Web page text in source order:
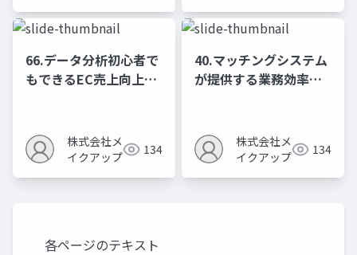
66.データ分析初心者で
もできるEC売上向上の
株式会社メ
イクアップ
134
40.マッチングシステム
が提供する業務効率化
株式会社メ
イクアップ
134
各ページのテキスト